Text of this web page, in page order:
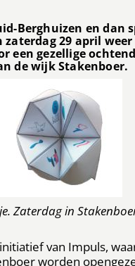
Berghuizen en dan
zaterdag 29 april weer
een gezellige
de wijk Stakenboer.
Zaterdag in
van Impuls,
worden